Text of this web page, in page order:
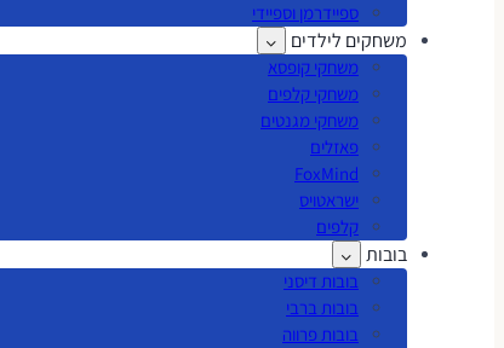
ספיידרמן וספיידי
משחקים לילדים
משחקי קופסא
משחקי קלפים
משחקי מגנטים
פאזלים
FoxMind
ישראטויס
קלפים
בובות
בובות דיסני
בובות ברבי
בובות פרווה